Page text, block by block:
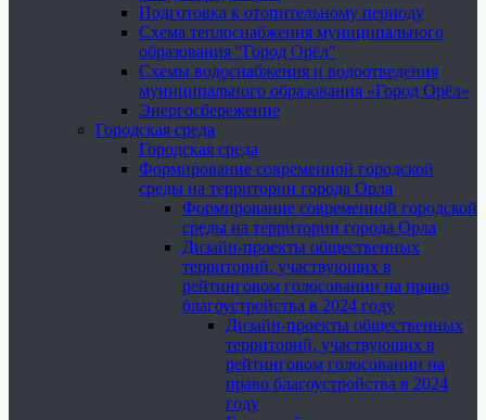
Подготовка к отопительному периоду
Схема теплоснабжения муниципального
образования "Город Орёл"
Схемы водоснабжения и водоотведения
муниципального образования «Город Орёл»
Энергосбережение
Городская среда
Городская среда
Формирование современной городской
среды на территории города Орла
Формирование современной городской
среды на территории города Орла
Дизайн-проекты общественных
территорий, участвующих в
рейтинговом голосовании на право
благоустройства в 2024 году
Дизайн-проекты общественных
территорий, участвующих в
рейтинговом голосовании на
право благоустройства в 2024
году